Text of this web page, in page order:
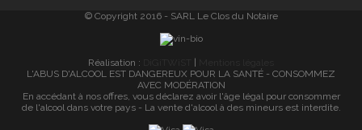
© Copyright 2016 - SARL Le Clos du Notaire
Réalisation :
L'ABUS D'ALCOOL EST DANGEREUX POUR LA SANTÉ - CONSOMMEZ
AVEC MODÉRATION
En accédant à nos offres, vous déclarez avoir l'âge légal pour consommer
de l'alcool dans votre pays - La vente d'alcool à des mineurs est interdite.